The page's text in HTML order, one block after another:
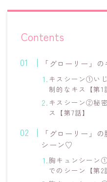
Contents
「グローリー」
キスシーン①い
制的なキス【第1
キスシーン②秘
ス【第7話】
「グローリー」
シーン♡
胸キュンシーン
でのシーン【第2